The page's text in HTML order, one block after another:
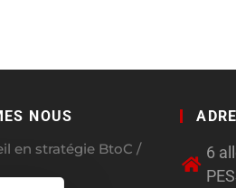
NOUS
en stratégie BtoC /
6